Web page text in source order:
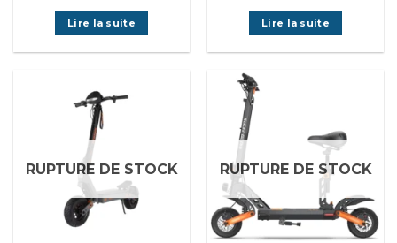
Lire la suite Lire la suite
RUPTURE DE STOCK RUPTURE DE STOCK